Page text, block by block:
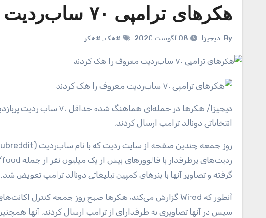
هکرهای ترامپی ۷۰ ساب‌ردیت معروف را هک کردند
By دیجیزا 08 آگوست 2020 #هک, #هکر
دیجیزا
/ هکرها در حمله‌ای
انتخاباتی دونالد ترامپ ارسال کردند.
گرفته و تصاویر آنها با بنرهای کمپین تبلیغاتی دونالد ترامپ تعویض شد.
سپس در آنها تصاویری به طرفدارای از ترامپ ارسال کردند. آنها